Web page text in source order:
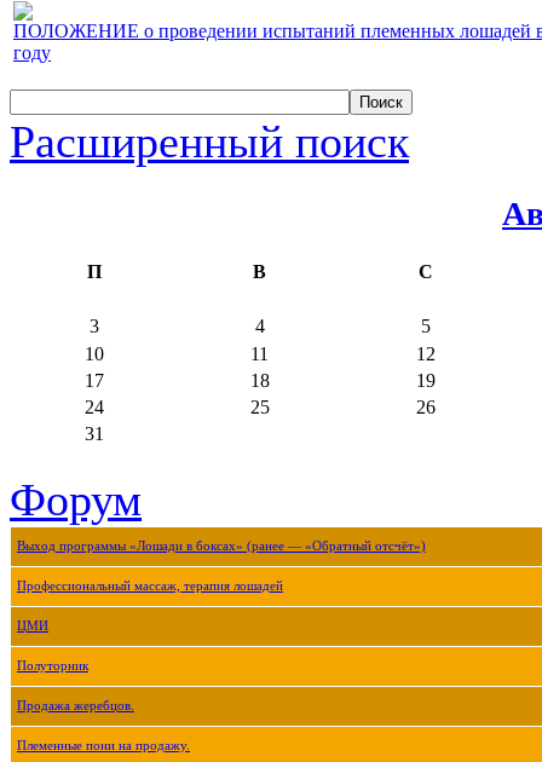
ПОЛОЖЕНИЕ о проведении испытаний племенных лошадей
году
Расширенный поиск
П В С
3 4
5
10
11
12
17
18
19
24
25
26
31
Форум
Выход программы «Лошади в боксах» (ранее — «Обратный отсчёт»)
Профессиональный массаж, терапия лошадей
ЦМИ
Полуторник
Продажа жеребцов.
Племенные пони на продажу.